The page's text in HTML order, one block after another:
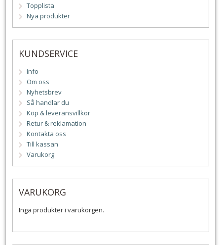
Topplista
Nya produkter
KUNDSERVICE
Info
Om oss
Nyhetsbrev
Så handlar du
Köp & leveransvillkor
Retur & reklamation
Kontakta oss
Till kassan
Varukorg
VARUKORG
Inga produkter i varukorgen.